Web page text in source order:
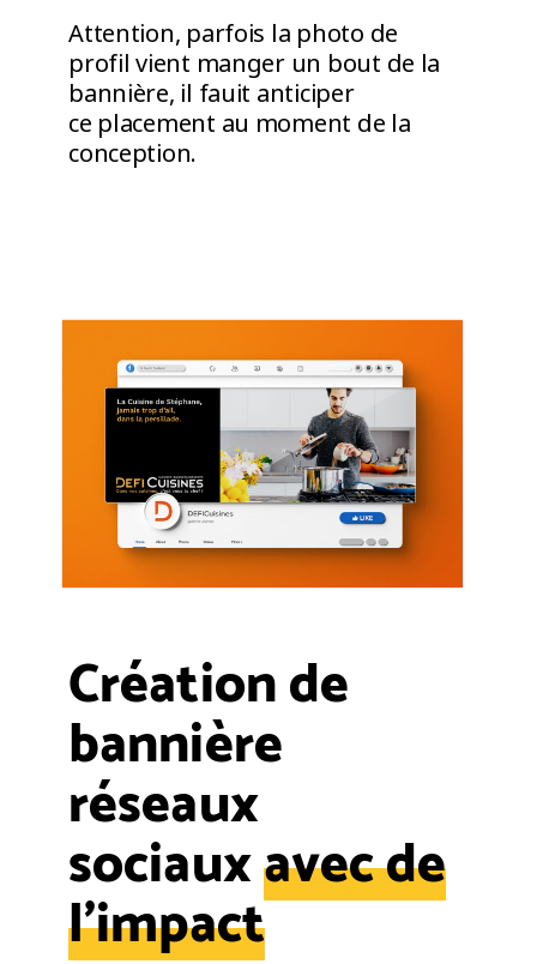
Attention, parfois la photo de
profil vient manger un bout de la
bannière, il fauit anticiper
ce placement au moment de la
conception.
Création de
bannière
réseaux
sociauxavec de
l'impact